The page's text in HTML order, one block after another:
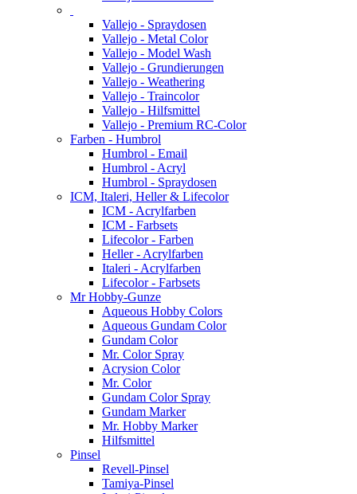
Vallejo - Spraydosen
Vallejo - Metal Color
Vallejo - Model Wash
Vallejo - Grundierungen
Vallejo - Weathering
Vallejo - Traincolor
Vallejo - Hilfsmittel
Vallejo - Premium RC-Color
Farben - Humbrol
Humbrol - Email
Humbrol - Acryl
Humbrol - Spraydosen
ICM, Italeri, Heller & Lifecolor
ICM - Acrylfarben
ICM - Farbsets
Lifecolor - Farben
Heller - Acrylfarben
Italeri - Acrylfarben
Lifecolor - Farbsets
Mr Hobby-Gunze
Aqueous Hobby Colors
Aqueous Gundam Color
Gundam Color
Mr. Color Spray
Acrysion Color
Mr. Color
Gundam Color Spray
Gundam Marker
Mr. Hobby Marker
Hilfsmittel
Pinsel
Revell-Pinsel
Tamiya-Pinsel